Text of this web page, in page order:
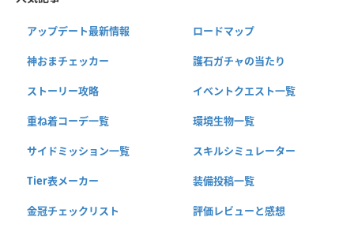
アップデート最新情報 ロードマップ
神おまチェッカー 護石ガチャの当たり
ストーリー攻略 イベントクエスト一覧
重ね着コーデ一覧 環境生物一覧
サイドミッション一覧 スキルシミュレーター
Tier表メーカー 装備投稿一覧
金冠チェックリスト 評価レビューと感想